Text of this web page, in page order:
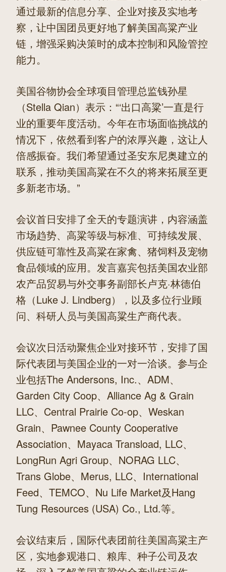
通过最新的信息分享、企业对接及实地考
察，让中国团员更好地了解美国高粱产业
链，增强采购决策时的成本控制和风险管控
能力。
美国谷物协会全球项目管理总监钱孙星
（Stella Qian）表示：“‘出口高粱’一直是行
业的重要年度活动。今年在市场面临挑战的
情况下，依然看到客户的浓厚兴趣，这让人
倍感振奋。我们希望通过圣安东尼奥建立的
联系，推动美国高粱在不久的将来拓展至更
多新老市场。”
会议首日安排了全天的专题演讲，内容涵盖
市场趋势、高粱等级与标准、可持续发展、
供应链可靠性及高粱在家禽、猪饲料及宠物
食品领域的应用。发言嘉宾包括美国农业部
农产品贸易与外交事务副部长卢克·林德伯
格（Luke J. Lindberg），以及多位行业顾
问、科研人员与美国高粱生产商代表。
会议次日活动聚焦企业对接环节，安排了国
际代表团与美国企业的一对一洽谈。参与企
业包括The Andersons, Inc.、ADM、
Garden City Coop、Alliance Ag & Grain
LLC、Central Prairie Co-op、Weskan
Grain、Pawnee County Cooperative
Association、Mayaca Transload, LLC、
LongRun Agri Group、NORAG LLC、
Trans Globe、Merus, LLC、International
Feed、TEMCO、Nu Life Market及Hang
Tung Resources (USA) Co., Ltd.等。
会议结束后，国际代表团前往美国高粱主产
区，实地参观港口、粮库、种子公司及农